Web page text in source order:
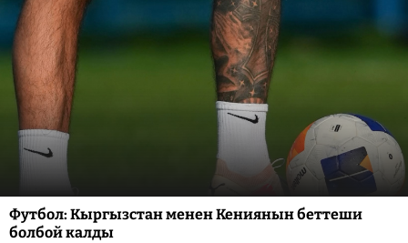
Футбол: Кыргызстан менен Кениянын беттеши
болбой калды